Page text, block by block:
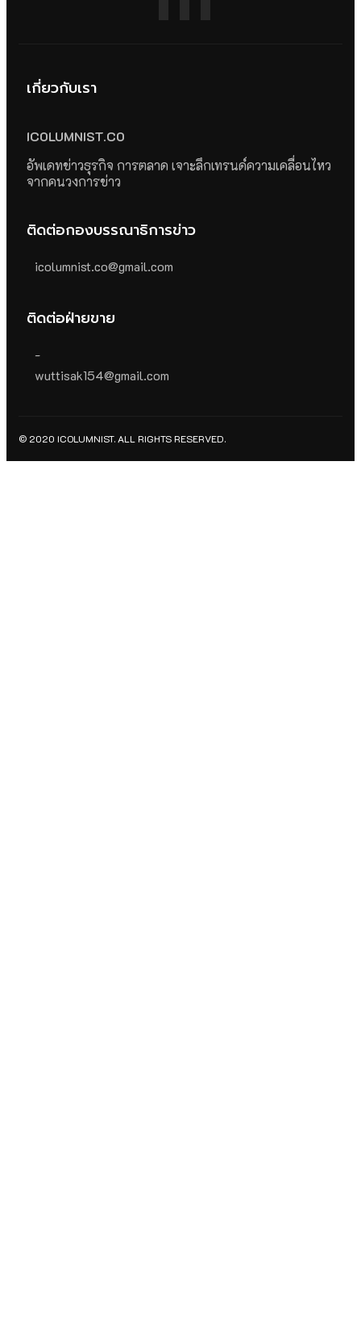
เกี่ยวกับเรา
ICOLUMNIST.CO
อัพเดทข่าวธุรกิจ การตลาด เจาะลึกเทรนด์ความเคลื่อนไหว
จากคนวงการข่าว
ติดต่อกองบรรณาธิการข่าว
icolumnist.co@gmail.com
ติดต่อฝ่ายขาย
-
wuttisak154@gmail.com
© 2020 ICOLUMNIST. ALL RIGHTS RESERVED.